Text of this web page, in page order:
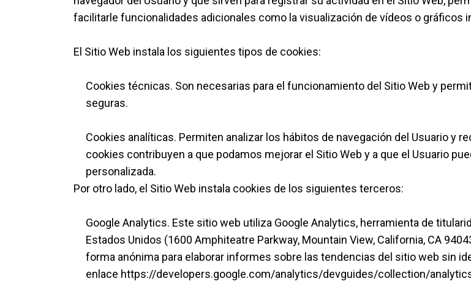
facilitarle funcionalidades adicionales como la visualización de vídeos o gráficos
El Sitio Web instala los siguientes tipos de cookies:
Cookies técnicas. Son necesarias para el funcionamiento del Sitio Web y
seguras.
Cookies analíticas. Permiten analizar los hábitos de navegación del Usuario y
cookies contribuyen a que podamos mejorar el Sitio Web y a que el Usuario
personalizada.
Por otro lado, el Sitio Web instala cookies de los siguientes terceros:
Google Analytics. Este sitio web utiliza Google Analytics, herramienta de
Estados Unidos (1600 Amphiteatre Parkway, Mountain View, California, CA
forma anónima para elaborar informes sobre las tendencias del sitio web sin
enlace https://developers.google.com/analytics/devguides/collection/